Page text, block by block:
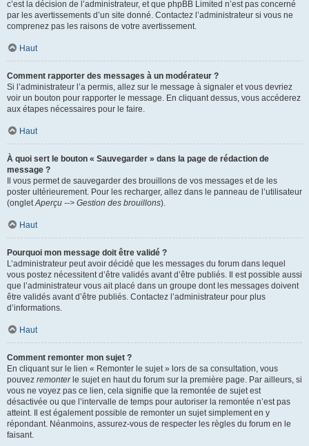
c’est la décision de l’administrateur, et que phpBB Limited n’est pas concerné
par les avertissements d’un site donné. Contactez l’administrateur si vous ne
comprenez pas les raisons de votre avertissement.
Haut
Comment rapporter des messages à un modérateur ?
Si l’administrateur l’a permis, allez sur le message à signaler et vous devriez
voir un bouton pour rapporter le message. En cliquant dessus, vous accéderez
aux étapes nécessaires pour le faire.
Haut
À quoi sert le bouton « Sauvegarder » dans la page de rédaction de
message ?
Il vous permet de sauvegarder des brouillons de vos messages et de les
poster ultérieurement. Pour les recharger, allez dans le panneau de l’utilisateur
(ongletAperçu --> Gestion des brouillons).
Haut
Pourquoi mon message doit être validé ?
L’administrateur peut avoir décidé que les messages du forum dans lequel
vous postez nécessitent d’être validés avant d’être publiés. Il est possible aussi
que l’administrateur vous ait placé dans un groupe dont les messages doivent
être validés avant d’être publiés. Contactez l’administrateur pour plus
d’informations.
Haut
Comment remonter mon sujet ?
En cliquant sur le lien « Remonter le sujet » lors de sa consultation, vous
pouvez remonterle sujet en haut du forum sur la première page. Par ailleurs, si
vous ne voyez pas ce lien, cela signifie que la remontée de sujet est
désactivée ou que l’intervalle de temps pour autoriser la remontée n’est pas
atteint. Il est également possible de remonter un sujet simplement en y
répondant. Néanmoins, assurez-vous de respecter les règles du forum en le
faisant.